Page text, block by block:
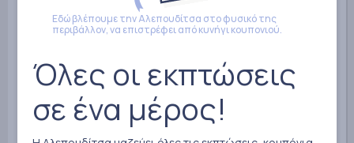
Εδώ βλέπουμε την Αλεπουδίτσα στο φυσικό της
περιβάλλον, να επιστρέφει από κυνήγι κουπονιού.
Όλες οι εκπτώσεις
σε ένα μέρος!
ΑΒ Βασιλόπουλος